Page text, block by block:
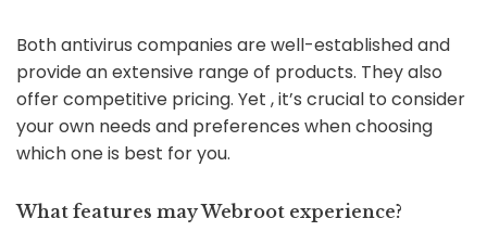
Both antivirus companies are well-established and
provide an extensive range of products. They also
offer competitive pricing. Yet , it’s crucial to consider
your own needs and preferences when choosing
which one is best for you.
What features may Webroot experience?